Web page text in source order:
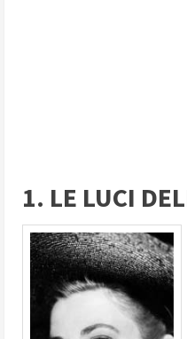
1. LE LUCI